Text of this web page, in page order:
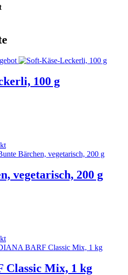
100 g
vegetarisch, 200 g
Classic Mix, 1 kg